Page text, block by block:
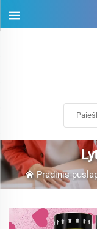
Pradinis